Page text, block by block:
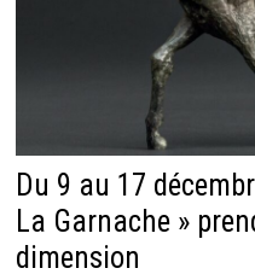
Du 9 au 17
La Garnache »
dimension